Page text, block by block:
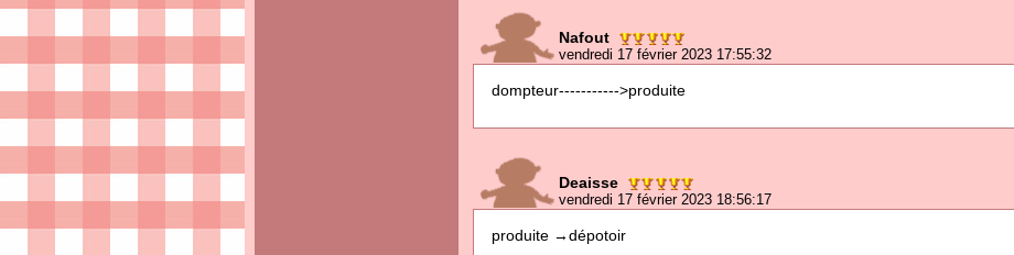
Nafout
vendredi 17 février 2023 17:55:32
dompteur----------->produite
Deaisse
vendredi 17 février 2023 18:56:17
produite →dépotoir